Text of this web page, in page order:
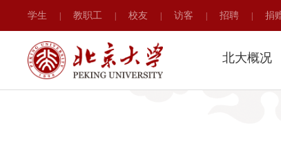
学生 | 教职工 | 校友 | 访客 | 招聘 | 捐
北大概况